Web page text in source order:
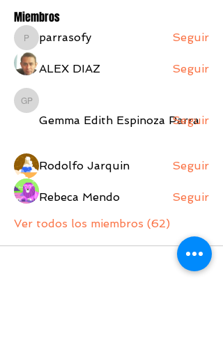
Miembros
parrasofy
parrasofy Seguir
ALEX DIAZ Seguir
Gemma Edith Espinoza Parra
Gemma Edith Espinoza Parra
Seguir
Rodolfo Jarquin Seguir
Rebeca Mendo
Seguir
Ver todos los miembros (62)